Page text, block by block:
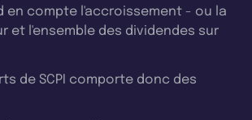
en compte l'accroissement - ou la
et l'ensemble des dividendes sur
de SCPI comporte donc des